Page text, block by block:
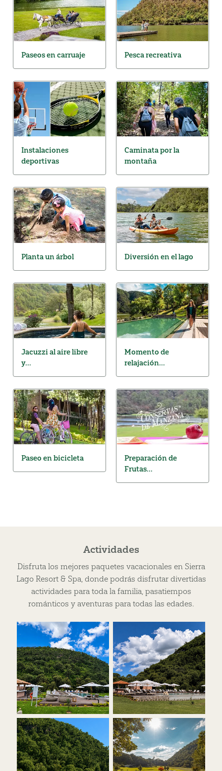
Paseos en carruaje Pesca recreativa
Instalaciones
deportivas
Caminata por la
montaña
Planta un árbol Diversión en el lago
Jacuzzi al aire libre
y...
Momento de
relajación...
Paseo en bicicleta
Preparación de
Frutas...
Actividades
Disfruta los mejores paquetes vacacionales en Sierra
Lago Resort & Spa, donde podrás disfrutar divertidas
actividades para toda la familia, pasatiempos
románticos y aventuras para todas las edades.